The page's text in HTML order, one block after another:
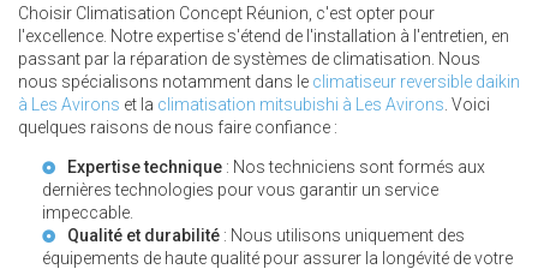
Choisir Climatisation Concept Réunion, c'est opter pour
l'excellence. Notre expertise s'étend de l'installation à l'entretien, en
passant par la réparation de systèmes de climatisation. Nous
nous spécialisons notamment dans le climatiseur reversible daikin
à Les Avirons et la climatisation mitsubishi à Les Avirons . Voici
quelques raisons de nous faire confiance :
Expertise technique : Nos techniciens sont formés aux
dernières technologies pour vous garantir un service
impeccable.
Qualité et durabilité : Nous utilisons uniquement des
équipements de haute qualité pour assurer la longévité de votre